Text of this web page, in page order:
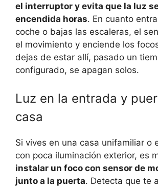
el interruptor y evita que la luz
encendida horas. En cuanto
coche o bajas las escaleras, el
el movimiento y enciende los
dejas de estar allí, pasado un
configurado, se apagan solos.
Luz en la entrada y
casa
Si vives en una casa unifamiliar o
con poca iluminación exterior, es
instalar un foco con sensor de
junto a la puerta. Detecta que te